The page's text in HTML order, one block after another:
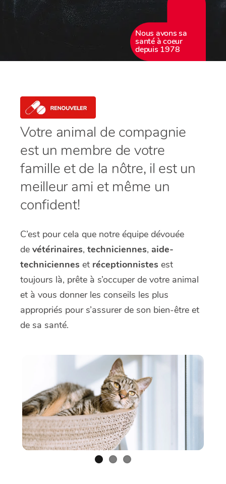
Nous avons sa
santé à coeur
depuis 1978
Votre animal de compagnie
est un membre de votre
famille et de la nôtre, il est un
meilleur ami et même un
confident!
C’est pour cela que notre équipe dévouée
de vétérinaires, techniciennes, aide-
techniciennes et réceptionnistes est
toujours là, prête à s’occuper de votre animal
et à vous donner les conseils les plus
appropriés pour s’assurer de son bien-être et
de sa santé.